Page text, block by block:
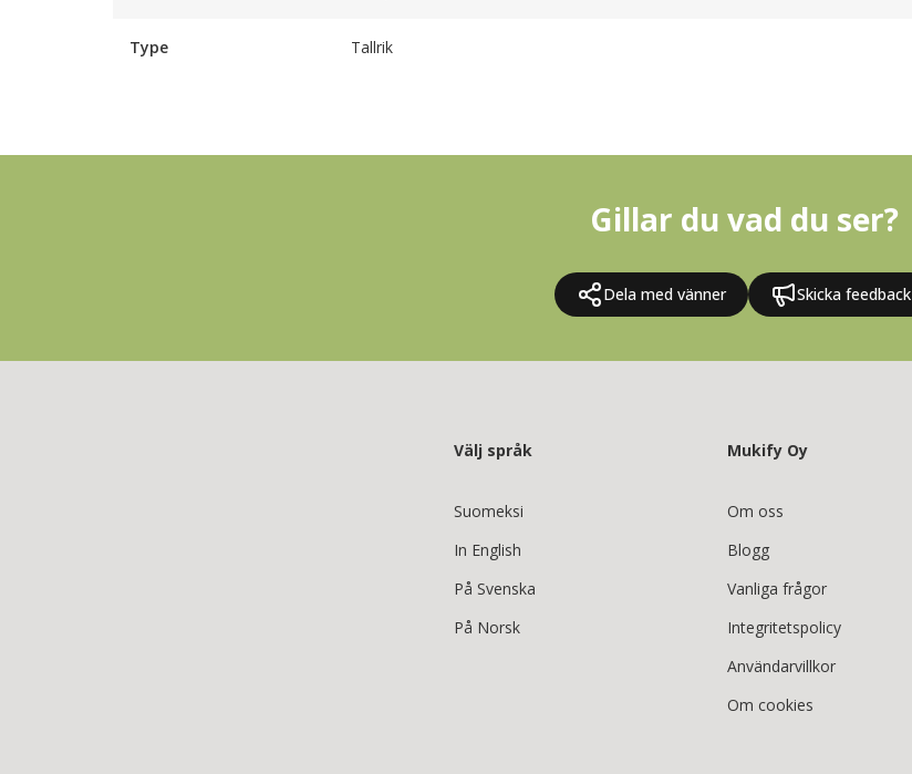
Type Tallrik
Gillar du vad du ser?
Dela med vänner Skicka feedback
Välj språk
Suomeksi
In English
På Svenska
På Norsk
Mukify Oy
Om oss
Blogg
Vanliga frågor
Integritetspolicy
Användarvillkor
Om cookies